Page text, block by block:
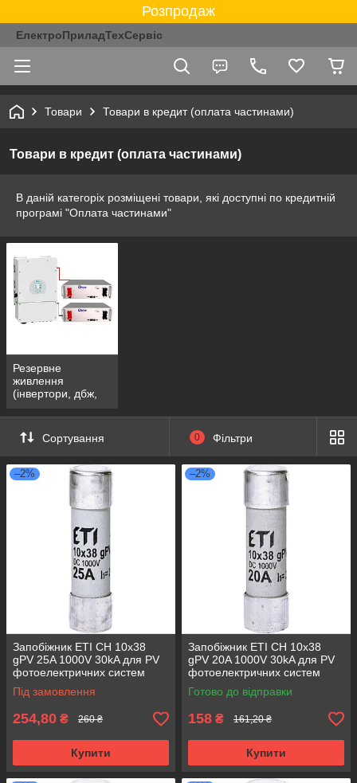
Розпродаж
ЕлектроПриладТехСервіс
Товари Товари в кредит (оплата частинами)
Товари в кредит (оплата частинами)
В даній категоріх розміщені товари, які доступні по кредитній
програмі "Оплата частинами"
Резервне
живлення
(інвертори, дбж,
Сортування 0 Фільтри
–2%
Запобіжник ETI CH 10x38
gPV 25A 1000V 30kA для PV
фотоелектричних систем
2625139
Під замовлення
254,80 ₴ 260 ₴
Купити
–2%
Запобіжник ETI CH 10x38
gPV 20A 1000V 30kA для PV
фотоелектричних систем
2625085
Готово до відправки
158 ₴ 161,20 ₴
Купити